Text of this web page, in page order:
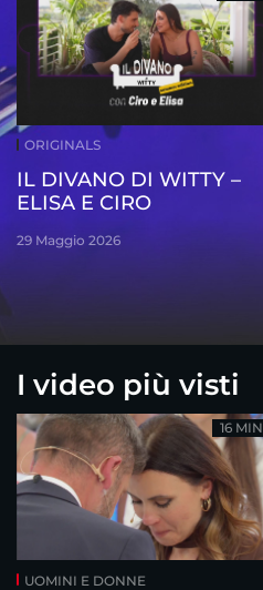
ORIGINALS
IL DIVANO DI WITTY –
ELISA E CIRO
29 Maggio 2026
I video più visti
UOMINI E DONNE
16 MIN